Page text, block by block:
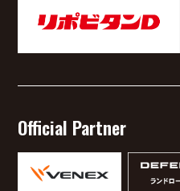
Official Partner